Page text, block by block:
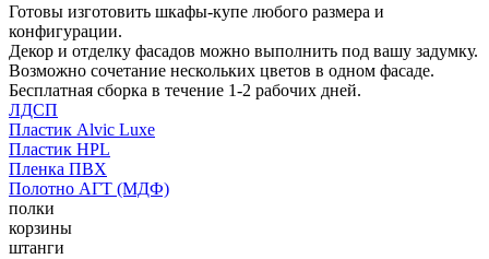
Готовы изготовить шкафы-купе любого размера и
конфигурации.
Декор и отделку фасадов можно выполнить под вашу задумку.
Возможно сочетание нескольких цветов в одном фасаде.
Бесплатная сборка в течение 1-2 рабочих дней.
ЛДСП
Пластик Alvic Luxe
Пластик HPL
Пленка ПВХ
Полотно АГТ (МДФ)
полки
корзины
штанги